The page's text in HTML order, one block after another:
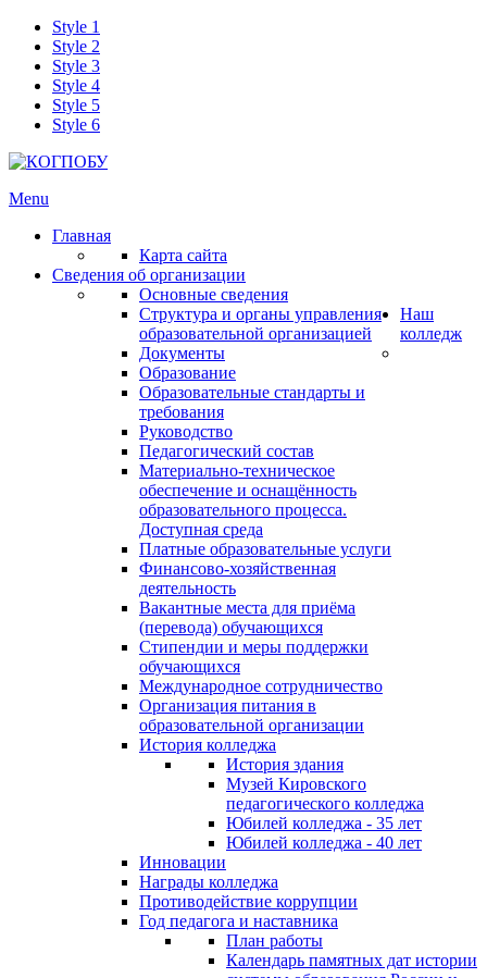
Style 1
Style 2
Style 3
Style 4
Style 5
Style 6
Menu
Главная
Карта сайта
Сведения об организации
Основные сведения
Структура и органы управления
образовательной организацией
Документы
Образование
Образовательные стандарты и
требования
Руководство
Педагогический состав
Материально-техническое
обеспечение и оснащённость
образовательного процесса.
Доступная среда
Платные образовательные услуги
Финансово-хозяйственная
деятельность
Вакантные места для приёма
(перевода) обучающихся
Стипендии и меры поддержки
обучающихся
Международное сотрудничество
Организация питания в
образовательной организации
Наш
колледж
История колледжа
История здания
Музей Кировского
педагогического колледжа
Юбилей колледжа - 35 лет
Юбилей колледжа - 40 лет
Инновации
Награды колледжа
Противодействие коррупции
Год педагога и наставника
План работы
Календарь памятных дат истории